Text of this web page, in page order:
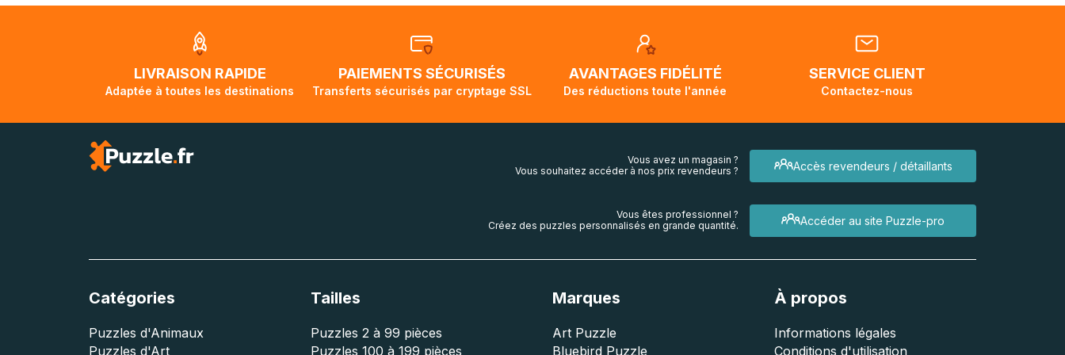
jusqu'à 2 mois et demi pour arriver à destination. Il est donc normal que pendant la
traversée, le suivi de votre commande ne soit pas modifié. Ce dernier reprendra
lorsque votre colis aura touché terre.
LIVRAISON RAPIDE
Adaptée à toutes les destinations
PAIEMENTS SÉCURISÉS
Transferts sécurisés par cryptage SSL
AVANTAGES FIDÉLITÉ
Des réductions toute l'année
SERVICE CLIENT
Contactez-nous
Accès revendeurs / détaillants
Vous avez un magasin ?
Vous souhaitez accéder à nos prix revendeurs ?
Accéder au site Puzzle-pro
Vous êtes professionnel ?
Créez des puzzles personnalisés en grande quantité.
Catégories
Puzzles d'Animaux
Puzzles d'Art
Tailles
Puzzles 2 à 99 pièces
Puzzles 100 à 199 pièces
Marques
Art Puzzle
Bluebird Puzzle
À propos
Informations légales
Conditions d'utilisation